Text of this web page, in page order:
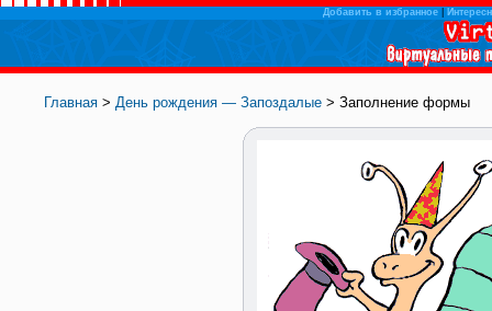
Добавить в избранное|
Главная > День рождения — Запоздалые > Заполнение формы